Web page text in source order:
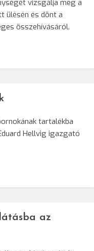
vizsgálja meg a
ülésén és dönt a
összehívásáról.
tartalékba
Hellvig igazgató
az